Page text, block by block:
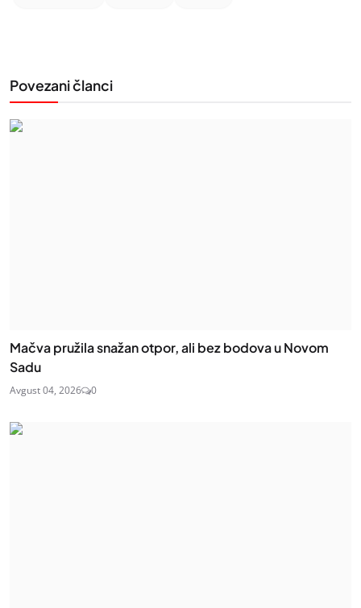
Povezani članci
Mačva pružila snažan otpor, ali bez bodova u Novom
Sadu
Avgust 04, 2026 0